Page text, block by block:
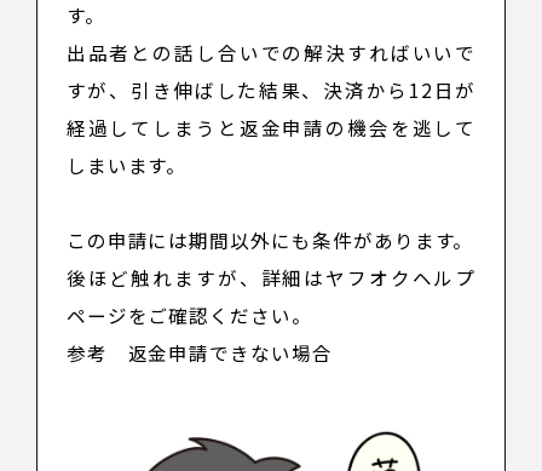
す。
出品者との話し合いでの解決すればいいで
すが、引き伸ばした結果、決済から12日が
経過してしまうと返金申請の機会を逃して
しまいます。
この申請には期間以外にも条件があります。
後ほど触れますが、詳細はヤフオクヘルプ
ページをご確認ください。
参考 返金申請できない場合